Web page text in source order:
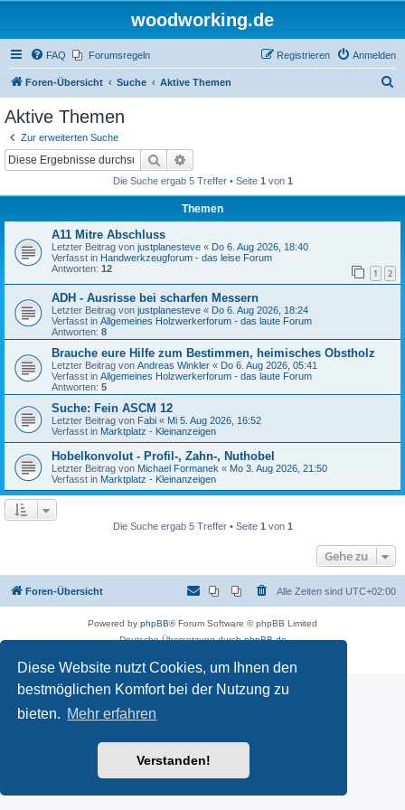
Diese Website nutzt Cookies, um Ihnen den
bestmöglichen Komfort bei der Nutzung zu
bieten. Mehr erfahren
Verstanden!
woodworking.de
FAQ Forumsregeln Anmelden
Registrieren
Foren-Übersicht Suche Aktive Themen
Aktive Themen
Zur erweiterten Suche
Suche
Die Suche ergab 5 Treffer • Seite 1 von 1
Themen
A11 Mitre Abschluss
Letzter Beitrag von justplanesteve « Do 6. Aug 2026, 18:40
Verfasst in Handwerkzeugforum - das leise Forum
Antworten: 12 1 2
ADH - Ausrisse bei scharfen Messern
Letzter Beitrag von justplanesteve « Do 6. Aug 2026, 18:24
Verfasst in Allgemeines Holzwerkerforum - das laute Forum
Antworten: 8
Brauche eure Hilfe zum Bestimmen, heimisches Obstholz
Letzter Beitrag von Andreas Winkler « Do 6. Aug 2026, 05:41
Verfasst in Allgemeines Holzwerkerforum - das laute Forum
Antworten: 5
Suche: Fein ASCM 12
Letzter Beitrag von Fabi « Mi 5. Aug 2026, 16:52
Verfasst in Marktplatz - Kleinanzeigen
Hobelkonvolut - Profil-, Zahn-, Nuthobel
Letzter Beitrag von Michael Formanek « Mo 3. Aug 2026, 21:50
Verfasst in Marktplatz - Kleinanzeigen
Die Suche ergab 5 Treffer • Seite 1 von 1
Gehe zu
Foren-Übersicht Alle Zeiten sind UTC+02:00
Powered by phpBB® Forum Software © phpBB Limited
Deutsche Übersetzung durchphpBB.de